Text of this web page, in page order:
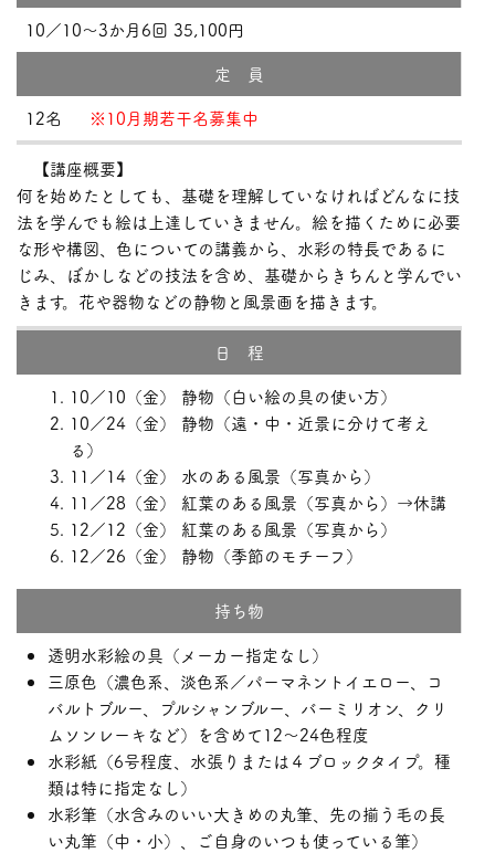
10／10～3か月6回 35,100円
定 員
12名
※10月期若干名募集中
【講座概要】
何を始めたとしても、基礎を理解していなければどんなに技
法を学んでも絵は上達していきません。絵を描くために必要
な形や構図、色についての講義から、水彩の特長であるに
じみ、ぼかしなどの技法を含め、基礎からきちんと学んでい
きます。花や器物などの静物と風景画を描きます。
日 程
10／10（金） 静物（白い絵の具の使い方）
10／24（金） 静物（遠・中・近景に分けて考え
る）
11／14（金） 水のある風景（写真から）
11／28（金） 紅葉のある風景（写真から）→休講
12／12（金） 紅葉のある風景（写真から）
12／26（金） 静物（季節のモチーフ）
持ち物
透明水彩絵の具（メーカー指定なし）
三原色（濃色系、淡色系／パーマネントイエロー、コ
バルトブルー、プルシャンブルー、バーミリオン、クリ
ムソンレーキなど）を含めて12～24色程度
水彩紙（6号程度、水張りまたは４ブロックタイプ。種
類は特に指定なし）
水彩筆（水含みのいい大きめの丸筆、先の揃う毛の長
い丸筆（中・小）、ご自身のいつも使っている筆）